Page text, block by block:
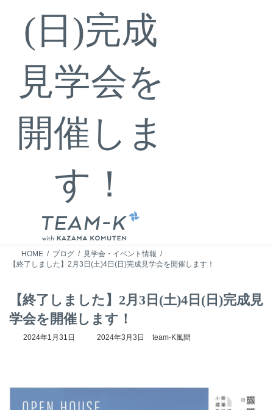
(日)完成
見学会を
開催しま
す！
HOME ブログ
見学会・イベント情報
【終了しました】2月3日(土)4日(日)完成見学会を開催します！
【終了しました】2月3日(土)4日(日)完成見
学会を開催します！
2024年1月31日
最
時
2024年3月3日 team-K風間